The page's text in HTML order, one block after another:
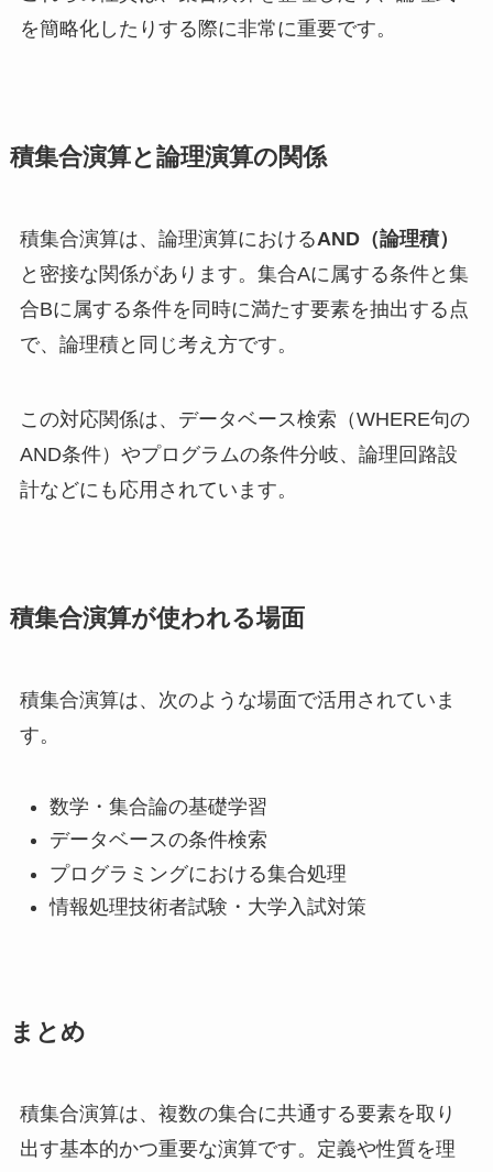
を簡略化したりする際に非常に重要です。
積集合演算と論理演算の関係
積集合演算は、論理演算におけるAND（論理積）
と密接な関係があります。集合Aに属する条件と集
合Bに属する条件を同時に満たす要素を抽出する点
で、論理積と同じ考え方です。
この対応関係は、データベース検索（WHERE句の
AND条件）やプログラムの条件分岐、論理回路設
計などにも応用されています。
積集合演算が使われる場面
積集合演算は、次のような場面で活用されていま
す。
数学・集合論の基礎学習
データベースの条件検索
プログラミングにおける集合処理
情報処理技術者試験・大学入試対策
まとめ
積集合演算は、複数の集合に共通する要素を取り
出す基本的かつ重要な演算です。定義や性質を理